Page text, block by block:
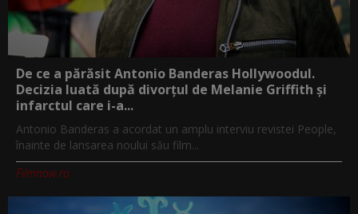
De ce a părăsit Antonio Banderas Hollywoodul.
Decizia luată după divorțul de Melanie Griffith și
infarctul care i-a...
Antonio Banderas a acordat un amplu interviu revistei People,
înainte de lansarea noului său film...
Filmnow.ro